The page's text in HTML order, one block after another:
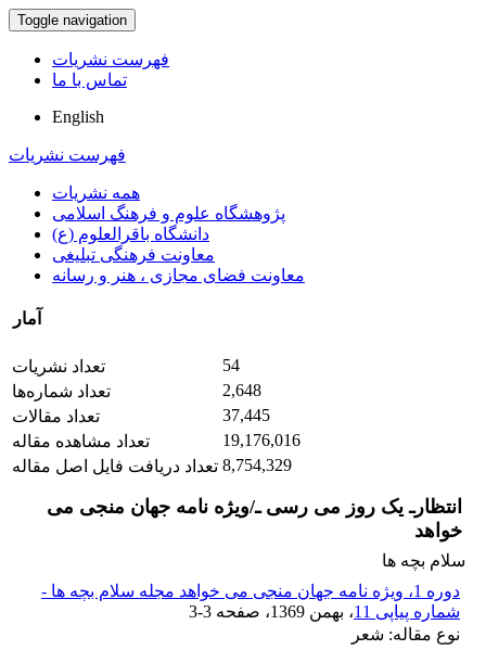
Toggle navigation
فهرست نشریات
تماس با ما
English
فهرست نشریات
همه نشریات
پژوهشگاه علوم و فرهنگ اسلامی
دانشگاه باقرالعلوم (ع)
معاونت فرهنگی تبلیغی
معاونت فضای مجازی ، هنر و رسانه
آمار
تعداد نشریات
54
تعداد شماره‌ها
2,648
تعداد مقالات
37,445
تعداد مشاهده مقاله
19,176,016
تعداد دریافت فایل اصل مقاله 8,754,329
انتظارـ یک روز می رسی ـ/ویژه نامه جهان منجی می
خواهد
سلام بچه ها
دوره 1، ویژه نامه جهان منجی می خواهد مجله سلام بچه ها -
شماره پیاپی 11
، بهمن 1369 ، صفحه 3-3
نوع مقاله: شعر